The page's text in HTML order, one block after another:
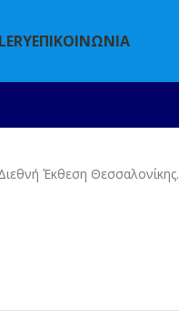
ΕΠΙΚΟΙΝΩΝΙΑ
Έκθεση Θεσσαλονίκης.